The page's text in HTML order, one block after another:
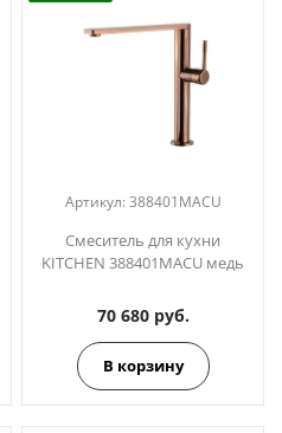
Артикул: 388401MACU
Смеситель для кухни
KITCHEN 388401MACU медь
70 680 руб.
В корзину